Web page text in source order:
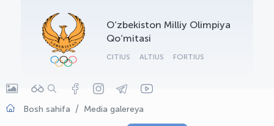
O‘zbekiston Milliy Olimpiya
Qo‘mitasi
CITIUS ALTIUS FORTIUS
Bosh sahifa Media galereya
OLYMPCHIK AI - yordamchi
Onlayn · olympic.uz